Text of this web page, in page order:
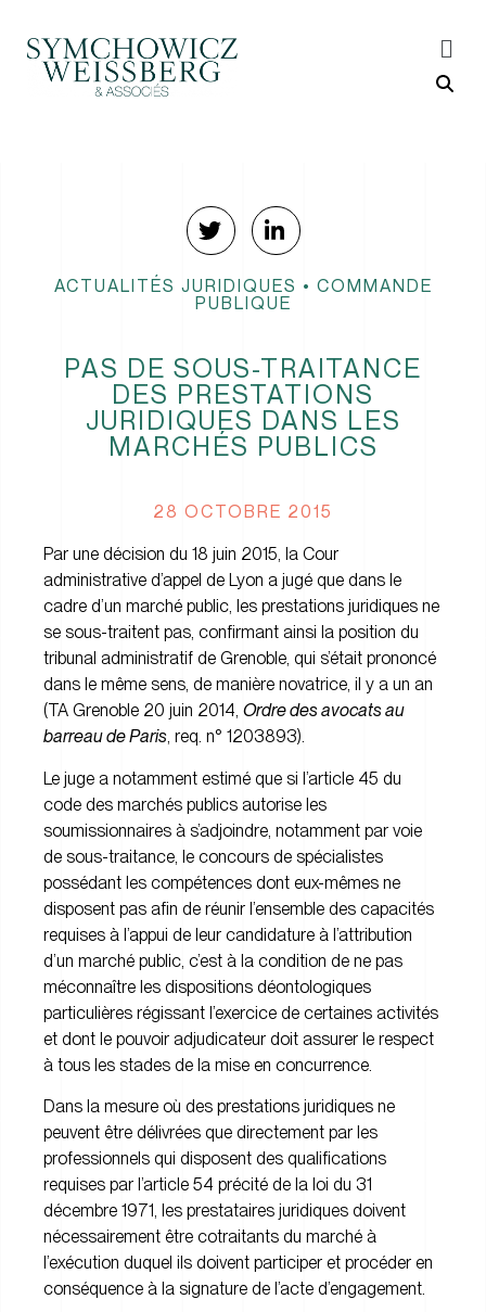
ACTUALITÉS JURIDIQUES • COMMANDE
PUBLIQUE
PAS DE SOUS-TRAITANCE
DES PRESTATIONS
JURIDIQUES DANS LES
MARCHÉS PUBLICS
28 OCTOBRE 2015
Par une décision du 18 juin 2015, la Cour
administrative d’appel de Lyon a jugé que dans le
cadre d’un marché public, les prestations juridiques ne
se sous-traitent pas, confirmant ainsi la position du
tribunal administratif de Grenoble, qui s’était prononcé
dans le même sens, de manière novatrice, il y a un an
(TA Grenoble 20 juin 2014, Ordre des avocats au
barreau de Paris, req. n° 1203893).
Le juge a notamment estimé que si l’article 45 du
code des marchés publics autorise les
soumissionnaires à s’adjoindre, notamment par voie
de sous-traitance, le concours de spécialistes
possédant les compétences dont eux-mêmes ne
disposent pas afin de réunir l’ensemble des capacités
requises à l’appui de leur candidature à l’attribution
d’un marché public, c’est à la condition de ne pas
méconnaître les dispositions déontologiques
particulières régissant l’exercice de certaines activités
et dont le pouvoir adjudicateur doit assurer le respect
à tous les stades de la mise en concurrence.
Dans la mesure où des prestations juridiques ne
peuvent être délivrées que directement par les
professionnels qui disposent des qualifications
requises par l’article 54 précité de la loi du 31
décembre 1971, les prestataires juridiques doivent
nécessairement être cotraitants du marché à
l’exécution duquel ils doivent participer et procéder en
conséquence à la signature de l’acte d’engagement.